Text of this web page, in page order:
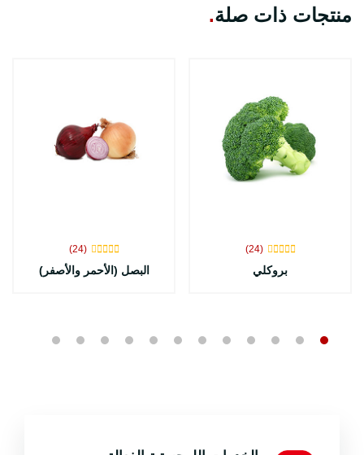
منتجات ذات صلة.
(24)
بروكلي
(24)
البصل (الأحمر والأصفر)